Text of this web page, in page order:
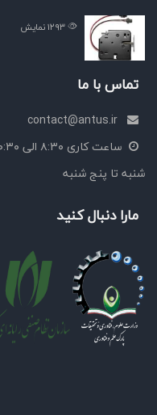
نمایش
تماس با ما
ساعت کاری ۸:۳۰ الی ۲۰:۳۰
شنبه تا پنج شنبه
مارا دنبال کنید